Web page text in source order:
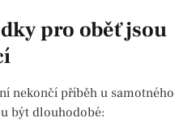
pro oběť jsou
nekončí příběh u samotného
být dlouhodobé: